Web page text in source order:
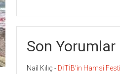
Son Yorumlar
Nail Kılıç - DİTİB’in Hamsi